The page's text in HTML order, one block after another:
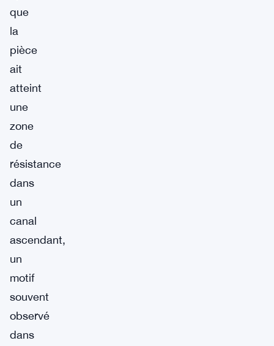
que
la
pièce
ait
atteint
une
zone
de
résistance
dans
un
canal
ascendant,
un
motif
souvent
observé
dans